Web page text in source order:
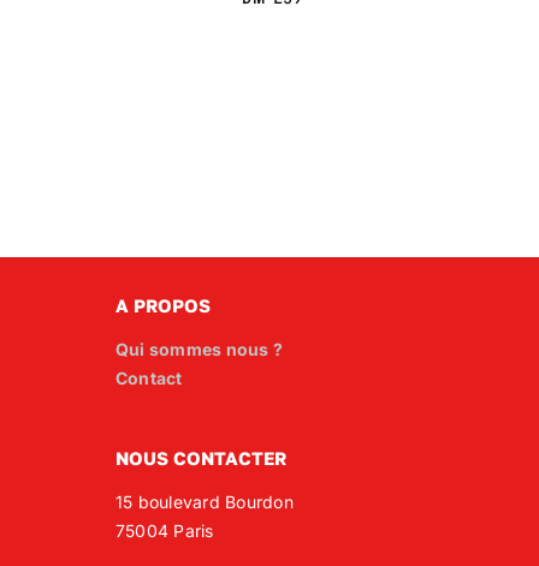
A PROPOS
Qui sommes nous ?
Contact
NOUS CONTACTER
15 boulevard Bourdon
75004 Paris